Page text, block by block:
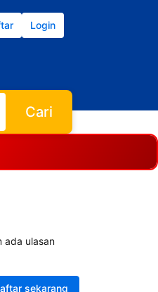
Login
Cari
ada ulasan
sekarang